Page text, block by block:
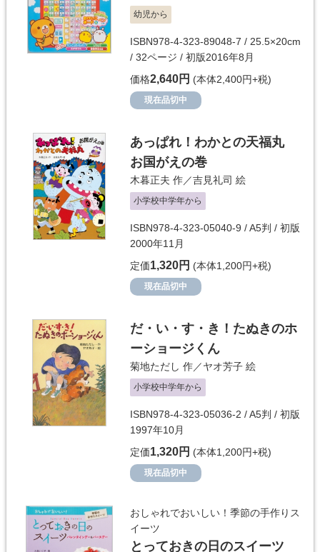
幼児から
ISBN978-4-323-89048-7 / 25.5×20cm
/ 32ページ / 初版2016年8月
価格2,640円 (本体2,400円+税)
現在品切中
あっぱれ！わかとの天福丸
お国がえの巻
木暮正夫 作／吉見礼司 絵
小学校中学年から
ISBN978-4-323-05040-9 / A5判 / 初版
2000年11月
定価1,320円 (本体1,200円+税)
現在品切中
だ・い・す・き！たぬきのホ
ーショージくん
菊地ただし 作／ヤオ芳子 絵
小学校中学年から
ISBN978-4-323-05036-2 / A5判 / 初版
1997年10月
定価1,320円 (本体1,200円+税)
現在品切中
おしゃれでおいしい！季節の手作りス
イーツ
とっておきの日のスイーツ